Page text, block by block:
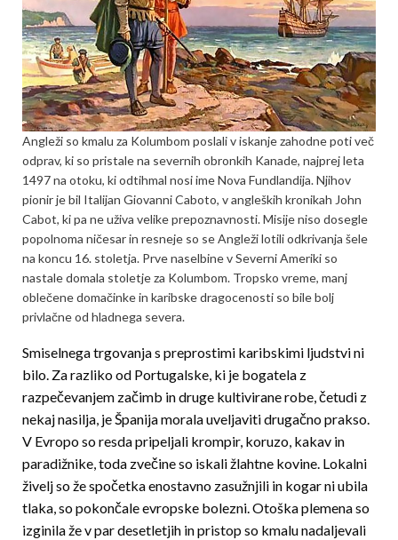
Angleži so kmalu za Kolumbom poslali v iskanje zahodne poti več
odprav, ki so pristale na severnih obronkih Kanade, najprej leta
1497 na otoku, ki odtihmal nosi ime Nova Fundlandija. Njihov
pionir je bil Italijan Giovanni Caboto, v angleških kronikah John
Cabot, ki pa ne uživa velike prepoznavnosti. Misije niso dosegle
popolnoma ničesar in resneje so se Angleži lotili odkrivanja šele
na koncu 16. stoletja. Prve naselbine v Severni Ameriki so
nastale domala stoletje za Kolumbom. Tropsko vreme, manj
oblečene domačinke in karibske dragocenosti so bile bolj
privlačne od hladnega severa.
Smiselnega trgovanja s preprostimi karibskimi ljudstvi ni
bilo. Za razliko od Portugalske, ki je bogatela z
razpečevanjem začimb in druge kultivirane robe, četudi z
nekaj nasilja, je Španija morala uveljaviti drugačno prakso.
V Evropo so resda pripeljali krompir, koruzo, kakav in
paradižnike, toda zvečine so iskali žlahtne kovine. Lokalni
živelj so že spočetka enostavno zasužnjili in kogar ni ubila
tlaka, so pokončale evropske bolezni. Otoška plemena so
izginila že v par desetletjih in pristop so kmalu nadaljevali